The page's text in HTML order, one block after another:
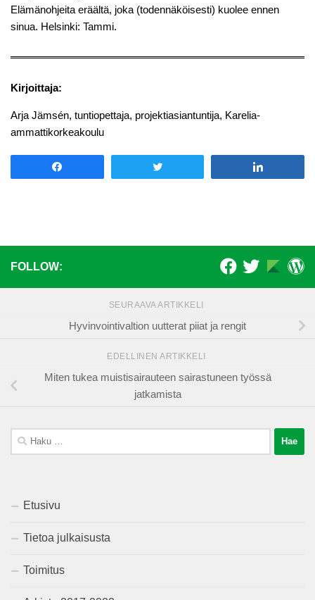
Elämänohjeita eräältä, joka (todennäköisesti) kuolee ennen
sinua. Helsinki: Tammi.
Kirjoittaja:
Arja Jämsén, tuntiopettaja, projektiasiantuntija, Karelia-
ammattikorkeakoulu
FOLLOW:
SEURAAVA ARTIKKELI
Hyvinvointivaltion uutterat piiat ja rengit
EDELLINEN ARTIKKELI
Miten tukea muistisairauteen sairastuneen työssä
jatkamista
Haku:
Etusivu
Tietoa julkaisusta
Toimitus